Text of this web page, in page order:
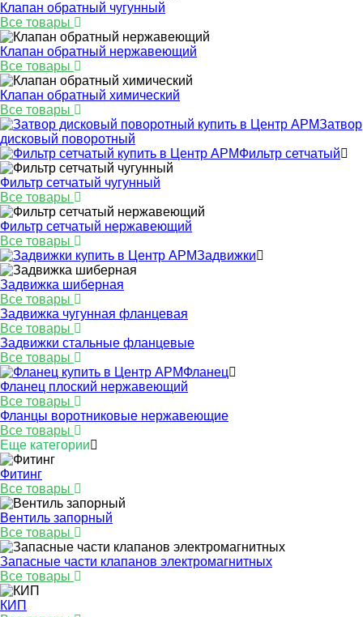
Клапан обратный чугунный
Все товары
Клапан обратный нержавеющий
Все товары
Клапан обратный химический
Все товары
Затвор
дисковый поворотный
Фильтр сетчатый
Фильтр сетчатый чугунный
Все товары
Фильтр сетчатый нержавеющий
Все товары
Задвижки
Задвижка шиберная
Все товары
Задвижка чугунная фланцевая
Все товары
Задвижки стальные фланцевые
Все товары
Фланец
Фланец плоский нержавеющий
Все товары
Фланцы воротниковые нержавеющие
Все товары
Еще категории
Фитинг
Все товары
Вентиль запорный
Все товары
Запасные части клапанов электромагнитных
Все товары
КИП